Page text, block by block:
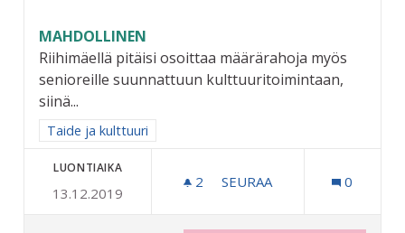
MAHDOLLINEN
Riihimäellä pitäisi osoittaa määrärahoja myös
senioreille suunnattuun kulttuuritoimintaan,
siinä...
Rajaa tulokset aihepiirin mukaan: Taide ja kulttuuri
Taide ja kulttuuri
LUONTIAIKA
13.12.2019
2 2 SEURAAJAA
SEURAA 0